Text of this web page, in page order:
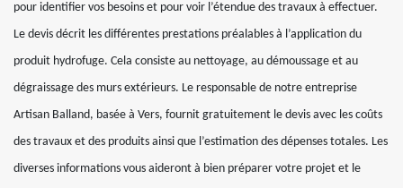
pour identifier vos besoins et pour voir l’étendue des travaux à effectuer.
Le devis décrit les différentes prestations préalables à l’application du
produit hydrofuge. Cela consiste au nettoyage, au démoussage et au
dégraissage des murs extérieurs. Le responsable de notre entreprise
Artisan Balland, basée à Vers, fournit gratuitement le devis avec les coûts
des travaux et des produits ainsi que l’estimation des dépenses totales. Les
diverses informations vous aideront à bien préparer votre projet et le